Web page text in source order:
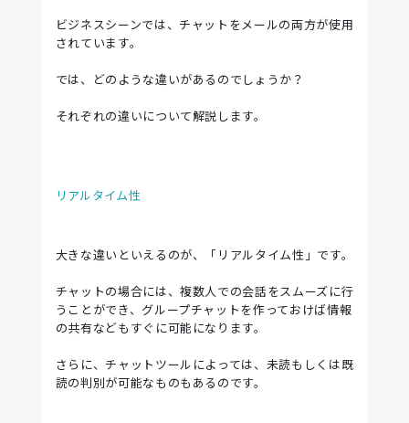
ビジネスシーンでは、チャットをメールの両方が使用
されています。
では、どのような違いがあるのでしょうか？
それぞれの違いについて解説します。
リアルタイム性
大きな違いといえるのが、「リアルタイム性」です。
チャットの場合には、複数人での会話をスムーズに行
うことができ、グループチャットを作っておけば情報
の共有などもすぐに可能になります。
さらに、チャットツールによっては、未読もしくは既
読の判別が可能なものもあるのです。